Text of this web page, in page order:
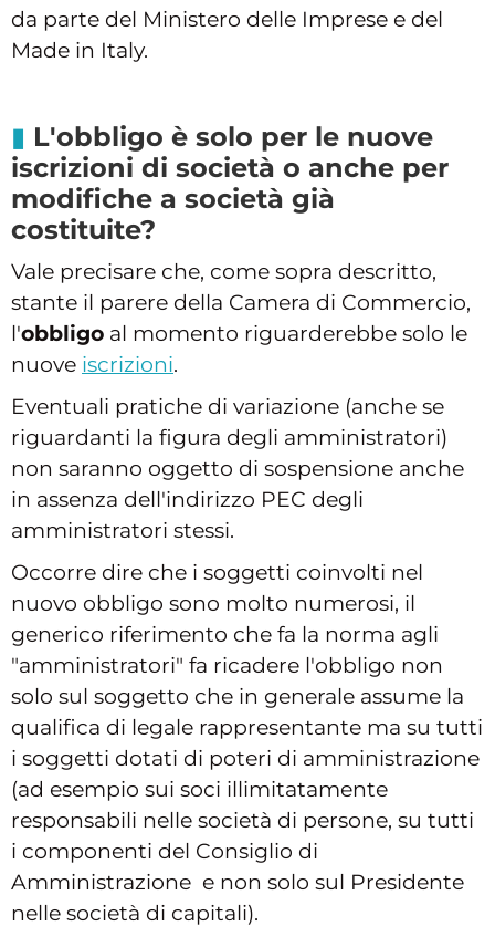
da parte del Ministero delle Imprese e del
Made in Italy.
L'obbligo è solo per le nuove
iscrizioni di società o anche per
modifiche a società già
costituite?
Vale precisare che, come sopra descritto,
stante il parere della Camera di Commercio,
l'obbligo al momento riguarderebbe solo le
nuove iscrizioni.
Eventuali pratiche di variazione (anche se
riguardanti la figura degli amministratori)
non saranno oggetto di sospensione anche
in assenza dell'indirizzo PEC degli
amministratori stessi.
Occorre dire che i soggetti coinvolti nel
nuovo obbligo sono molto numerosi, il
generico riferimento che fa la norma agli
"amministratori" fa ricadere l'obbligo non
solo sul soggetto che in generale assume la
qualifica di legale rappresentante ma su tutti
i soggetti dotati di poteri di amministrazione
(ad esempio sui soci illimitatamente
responsabili nelle società di persone, su tutti
i componenti del Consiglio di
Amministrazione e non solo sul Presidente
nelle società di capitali).